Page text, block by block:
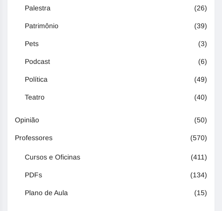
Palestra (26)
Patrimônio (39)
Pets (3)
Podcast (6)
Política (49)
Teatro (40)
Opinião (50)
Professores (570)
Cursos e Oficinas (411)
PDFs (134)
Plano de Aula (15)